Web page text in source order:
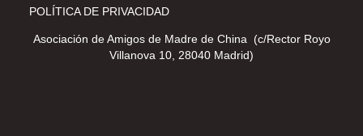
POLÍTICA DE PRIVACIDAD
Asociación de Amigos de Madre de China (c/Rector Royo
Villanova 10, 28040 Madrid)